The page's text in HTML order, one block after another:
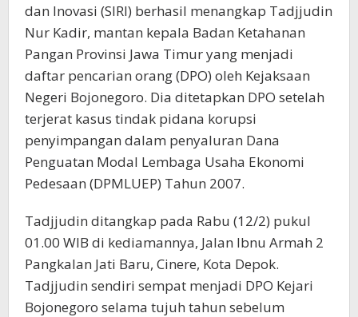
dan Inovasi (SIRI) berhasil menangkap Tadjjudin
Nur Kadir, mantan kepala Badan Ketahanan
Pangan Provinsi Jawa Timur yang menjadi
daftar pencarian orang (DPO) oleh Kejaksaan
Negeri Bojonegoro. Dia ditetapkan DPO setelah
terjerat kasus tindak pidana korupsi
penyimpangan dalam penyaluran Dana
Penguatan Modal Lembaga Usaha Ekonomi
Pedesaan (DPMLUEP) Tahun 2007.
Tadjjudin ditangkap pada Rabu (12/2) pukul
01.00 WIB di kediamannya, Jalan Ibnu Armah 2
Pangkalan Jati Baru, Cinere, Kota Depok.
Tadjjudin sendiri sempat menjadi DPO Kejari
Bojonegoro selama tujuh tahun sebelum